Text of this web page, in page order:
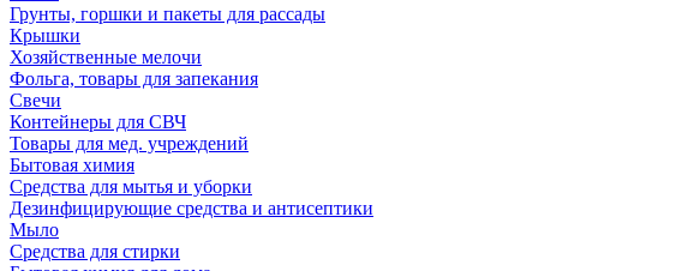
Грунты, горшки и пакеты для рассады
Крышки
Хозяйственные мелочи
Фольга, товары для запекания
Свечи
Контейнеры для СВЧ
Товары для мед. учреждений
Бытовая химия
Средства для мытья и уборки
Дезинфицирующие средства и антисептики
Мыло
Средства для стирки